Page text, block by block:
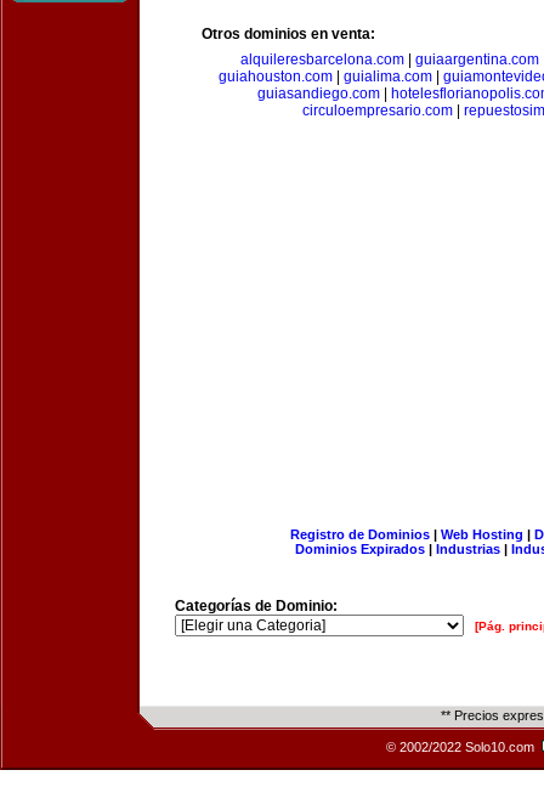
Otros dominios en venta:
alquileresbarcelona.com| guiaargentina.com
guiahouston.com| guialima.com|
guiasandiego.com
circuloempresario.com
Registro de Dominios| Web Hosting |
Dominios Expirados | Industrias |
Categorías de Dominio:
[Pág.
** Precios
© 2002/2022 Solo10.com